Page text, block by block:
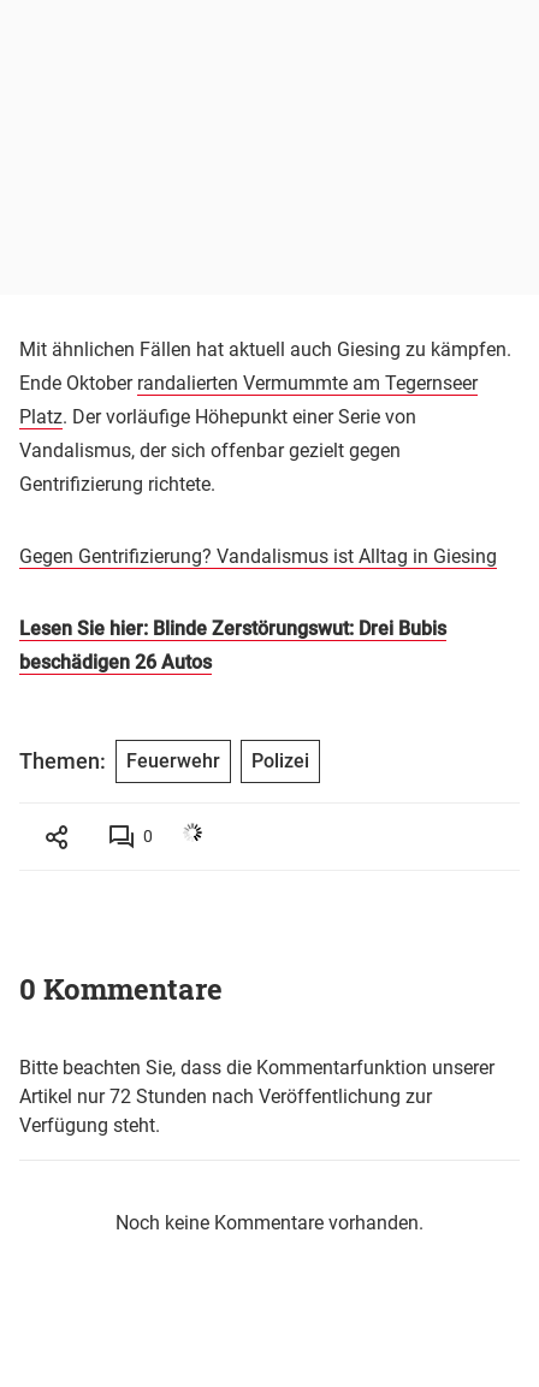
Mit ähnlichen Fällen hat aktuell auch Giesing zu kämpfen.
Ende Oktober randalierten Vermummte am Tegernseer
Platz. Der vorläufige Höhepunkt einer Serie von
Vandalismus, der sich offenbar gezielt gegen
Gentrifizierung richtete.
Gegen Gentrifizierung? Vandalismus ist Alltag in Giesing
Lesen Sie hier: Blinde Zerstörungswut: Drei Bubis
beschädigen 26 Autos
Themen: Feuerwehr Polizei
0
0 Kommentare
Bitte beachten Sie, dass die Kommentarfunktion unserer
Artikel nur 72 Stunden nach Veröffentlichung zur
Verfügung steht.
Noch keine Kommentare vorhanden.